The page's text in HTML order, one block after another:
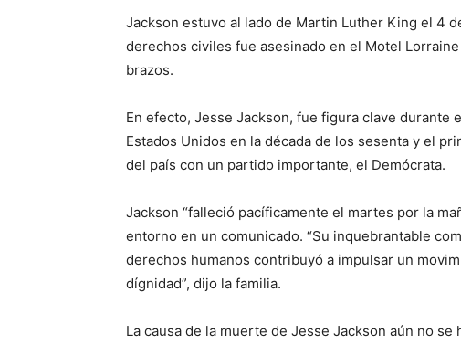
Jackson estuvo al lado de Martin Luther King el 4
derechos civiles fue asesinado en el Motel
brazos.
En efecto, Jesse Jackson, fue figura clave
Estados Unidos en la década de los sesenta y el
del país con un partido importante, el Demócrata.
Jackson “falleció pacíficamente el martes por la
entorno en un comunicado. “Su inquebrantable
derechos humanos contribuyó a impulsar un
dígnidad”, dijo la familia.
La causa de la muerte de Jesse Jackson aún no